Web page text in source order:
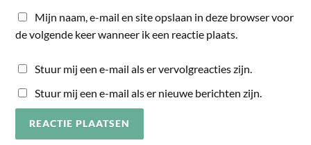
Mijn naam, e-mail en site opslaan in deze browser voor
de volgende keer wanneer ik een reactie plaats.
Stuur mij een e-mail als er vervolgreacties zijn.
Stuur mij een e-mail als er nieuwe berichten zijn.